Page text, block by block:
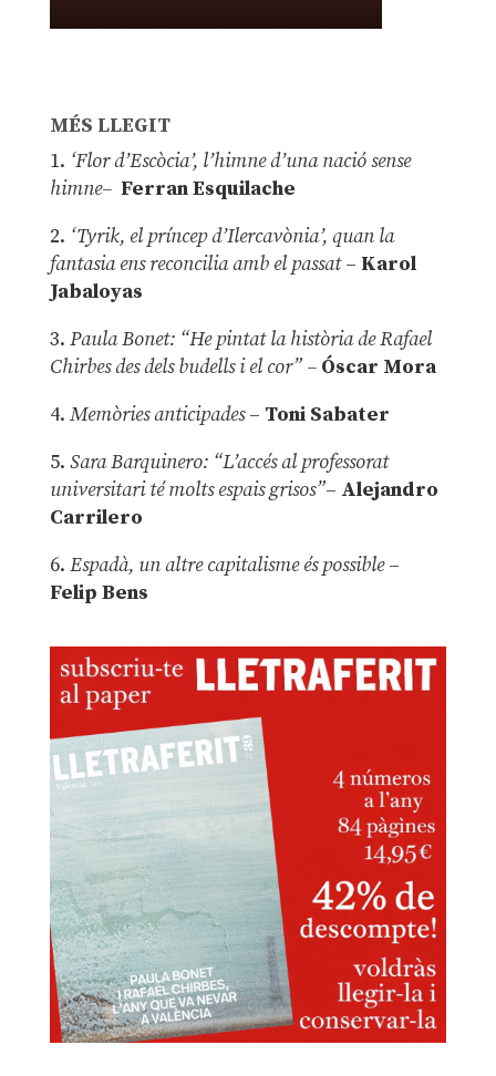
MÉS LLEGIT
1. ‘Flor d’Escòcia’, l’himne d’una nació sense
himne– Ferran Esquilache
2. ‘Tyrik, el príncep d’Ilercavònia’, quan la
fantasia ens reconcilia amb el passat– Karol
Jabaloyas
3. Paula Bonet: “He pintat la història de Rafael
Chirbes des dels budells i el cor” –Óscar Mora
4. Memòries anticipades– Toni Sabater
5. Sara Barquinero: “L’accés al professorat
universitari té molts espais grisos”– Alejandro
Carrilero
6. Espadà, un altre capitalisme és possible –
Felip Bens